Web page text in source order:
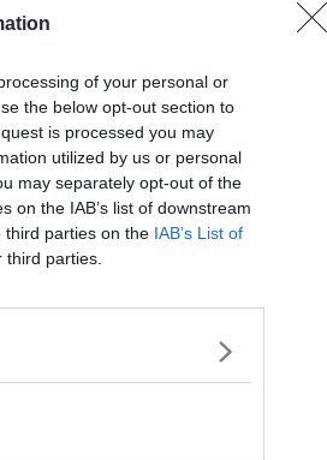
of your personal or
the below opt-out section to
is processed you may
utilized by us or personal
may separately opt-out of the
on the IAB’s list of downstream
third parties on the IAB’s List of
parties.
Koppel (24) és Olaf Thon (20).
2 ponttal megelőzve a 6. helyen lévő
Jürgen